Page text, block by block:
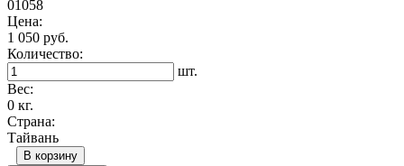
01058
Цена:
1 050 руб.
Количество:
шт.
Вес:
0 кг.
Страна:
Тайвань
В корзину